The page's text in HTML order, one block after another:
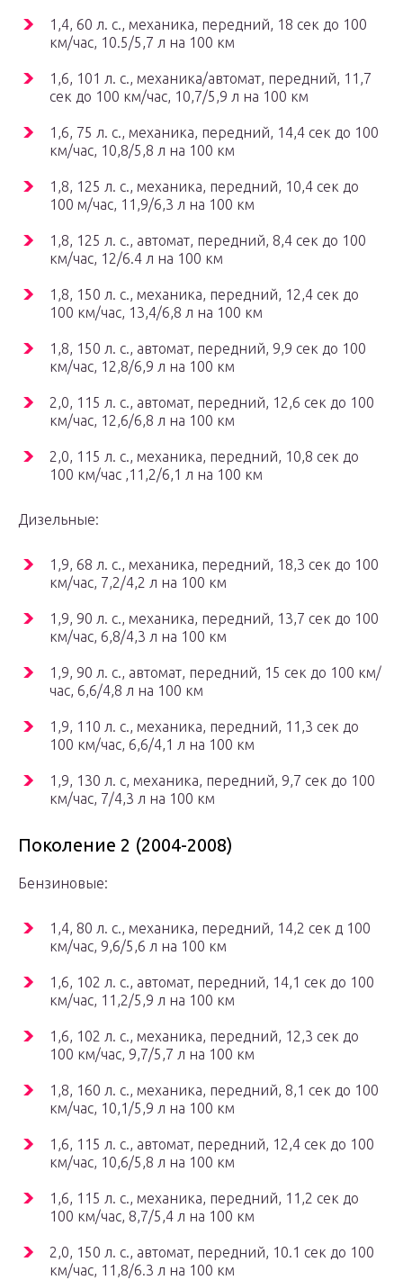
1,4, 60 л. с., механика, передний, 18 сек до 100
км/час, 10.5/5,7 л на 100 км
1,6, 101 л. с., механика/автомат, передний, 11,7
сек до 100 км/час, 10,7/5,9 л на 100 км
1,6, 75 л. с., механика, передний, 14,4 сек до 100
км/час, 10,8/5,8 л на 100 км
1,8, 125 л. с., механика, передний, 10,4 сек до
100 м/час, 11,9/6,3 л на 100 км
1,8, 125 л. с., автомат, передний, 8,4 сек до 100
км/час, 12/6.4 л на 100 км
1,8, 150 л. с., механика, передний, 12,4 сек до
100 км/час, 13,4/6,8 л на 100 км
1,8, 150 л. с., автомат, передний, 9,9 сек до 100
км/час, 12,8/6,9 л на 100 км
2,0, 115 л. с., автомат, передний, 12,6 сек до 100
км/час, 12,6/6,8 л на 100 км
2,0, 115 л. с., механика, передний, 10,8 сек до
100 км/час ,11,2/6,1 л на 100 км
Дизельные:
1,9, 68 л. с., механика, передний, 18,3 сек до 100
км/час, 7,2/4,2 л на 100 км
1,9, 90 л. с., механика, передний, 13,7 сек до 100
км/час, 6,8/4,3 л на 100 км
1,9, 90 л. с., автомат, передний, 15 сек до 100 км/
час, 6,6/4,8 л на 100 км
1,9, 110 л. с., механика, передний, 11,3 сек до
100 км/час, 6,6/4,1 л на 100 км
1,9, 130 л. с, механика, передний, 9,7 сек до 100
км/час, 7/4,3 л на 100 км
Поколение 2 (2004-2008)
Бензиновые:
1,4, 80 л. с., механика, передний, 14,2 сек д 100
км/час, 9,6/5,6 л на 100 км
1,6, 102 л. с., автомат, передний, 14,1 сек до 100
км/час, 11,2/5,9 л на 100 км
1,6, 102 л. с., механика, передний, 12,3 сек до
100 км/час, 9,7/5,7 л на 100 км
1,8, 160 л. с., механика, передний, 8,1 сек до 100
км/час, 10,1/5,9 л на 100 км
1,6, 115 л. с., автомат, передний, 12,4 сек до 100
км/час, 10,6/5,8 л на 100 км
1,6, 115 л. с., механика, передний, 11,2 сек до
100 км/час, 8,7/5,4 л на 100 км
2,0, 150 л. с., автомат, передний, 10.1 сек до 100
км/час, 11,8/6.3 л на 100 км